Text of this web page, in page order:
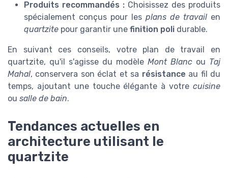
Produits recommandés : Choisissez des produits
spécialement conçus pour les plans de travail en
quartzite pour garantir une finition poli durable.
En suivant ces conseils, votre plan de travail en
quartzite, qu'il s'agisse du modèle Mont Blanc ou Taj
Mahal, conservera son éclat et sa résistance au fil du
temps, ajoutant une touche élégante à votre cuisine
ou salle de bain.
Tendances actuelles en
architecture utilisant le
quartzite